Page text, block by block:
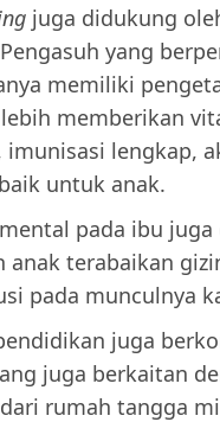
juga didukung
yang
memiliki
memberikan
lengkap,
untuk anak.
pada ibu juga
anak terabaikan
pada munculnya
juga
juga berkaitan
rumah tangga